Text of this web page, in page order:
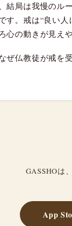
結局は我慢の
す。戒は“良い
心の動きが見え
ぜ仏教徒が戒を
GASSHOは
App